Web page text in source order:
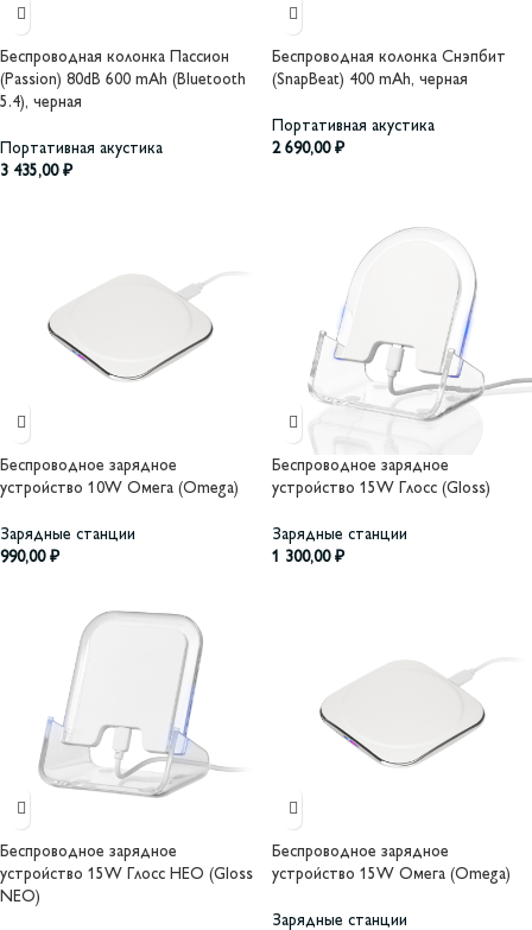
Беспроводная колонка Пассион
(Passion) 80dB 600 mAh (Bluetooth
5.4), черная
Портативная акустика
3 435,00 ₽
Беспроводная колонка Снэпбит
(SnapBeat) 400 mAh, черная
Портативная акустика
2 690,00 ₽
Беспроводное зарядное
устройство 10W Омега (Omega)
Зарядные станции
990,00 ₽
Беспроводное зарядное
устройство 15W Глосс (Gloss)
Зарядные станции
1 300,00 ₽
Беспроводное зарядное
устройство 15W Глосс НЕО (Gloss
NEO)
Беспроводное зарядное
устройство 15W Омега (Omega)
Зарядные станции